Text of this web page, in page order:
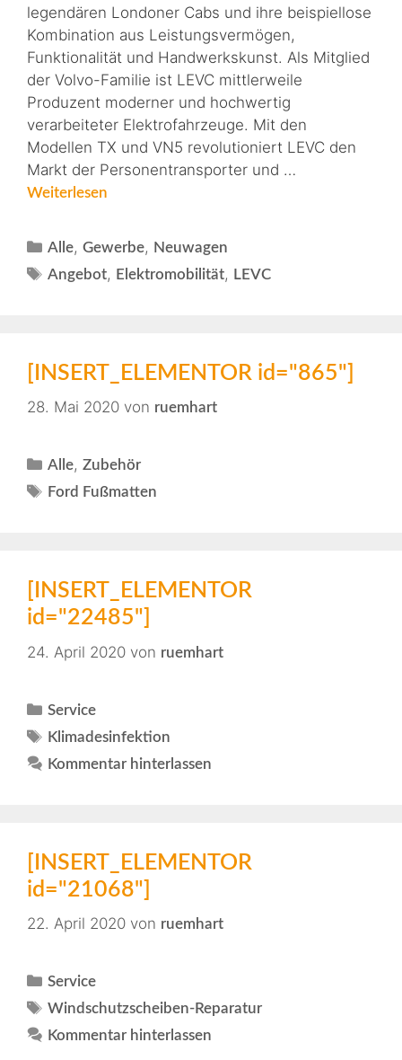
legendären Londoner Cabs und ihre beispiellose
Kombination aus Leistungsvermögen,
Funktionalität und Handwerkskunst. Als Mitglied
der Volvo-Familie ist LEVC mittlerweile
Produzent moderner und hochwertig
verarbeiteter Elektrofahrzeuge. Mit den
Modellen TX und VN5 revolutioniert LEVC den
Markt der Personentransporter und …
Weiterlesen
Alle,Gewerbe, Neuwagen
Angebot, Elektromobilität, LEVC
[INSERT_ELEMENTOR id="865"]
28. Mai 2020 von ruemhart
Alle,Zubehör
Ford Fußmatten
[INSERT_ELEMENTOR
id="22485"]
24. April 2020 von ruemhart
Service
Klimadesinfektion
Kommentar hinterlassen
[INSERT_ELEMENTOR
id="21068"]
22. April 2020 von ruemhart
Service
Windschutzscheiben-Reparatur
Kommentar hinterlassen